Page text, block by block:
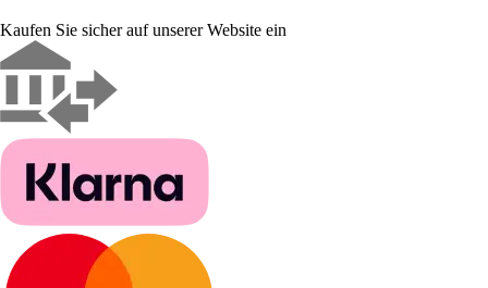
Kaufen Sie sicher auf unserer Website ein